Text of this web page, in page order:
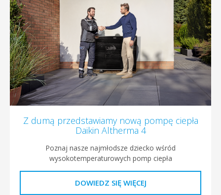
Z dumą przedstawiamy nową pompę ciepła
Daikin Altherma 4
Poznaj nasze najmłodsze dziecko wśród
wysokotemperaturowych pomp ciepła
DOWIEDZ SIĘ WIĘCEJ